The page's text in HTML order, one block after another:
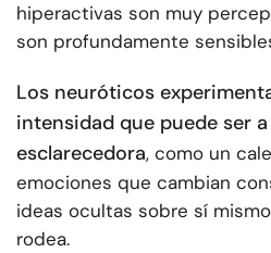
hiperactivas son muy
son profundamente
Los neuróticos
intensidad que puede ser
esclarecedora, como un
emociones que cambian
ideas ocultas sobre sí
rodea.